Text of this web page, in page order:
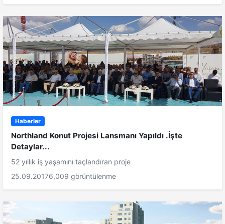
Haberler
Northland Konut Projesi Lansmanı Yapıldı .İşte
Detaylar...
52 yıllık iş yaşamını taçlandıran proje
25.09.20176,009 görüntülenme